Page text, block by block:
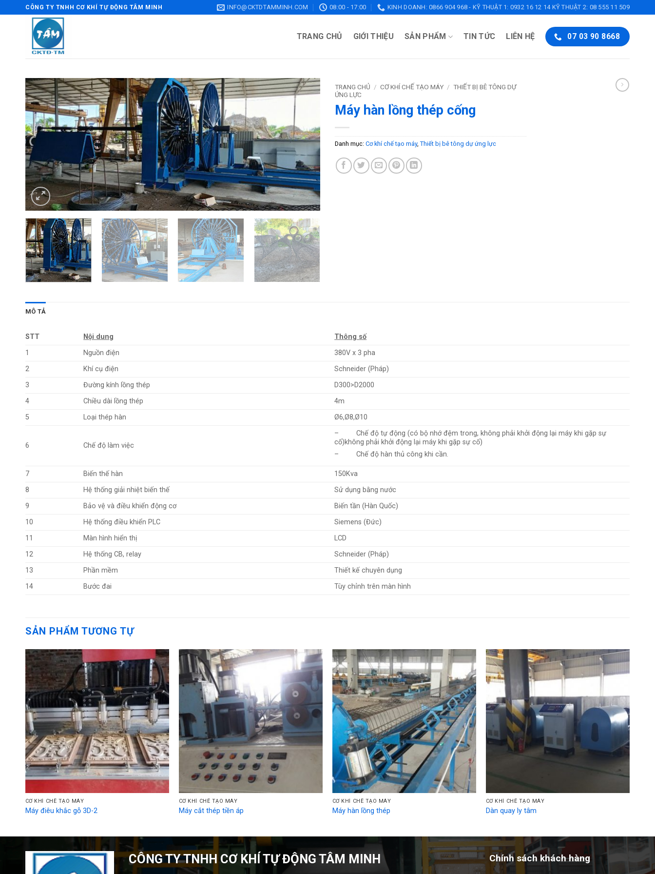
qua
CÔNG TY TNHH CƠ KHÍ TỰ ĐỘNG TÂM MINH INFO@CKTDTAMMINH.COM 08:00 - 17:00 KINH DOANH: 0866 904 968 - KỸ THUẬT 1: 0932 16 12 14 KỸ THUẬT 2: 08 555 11 509
TRANG CHỦ GIỚI THIỆU SẢN PHẨM TIN TỨC LIÊN HỆ 07 03 90 8668
TRANG CHỦ / CƠ KHÍ CHẾ TẠO MÁY / THIẾT BỊ BÊ TÔNG DỰ
ỨNG LỰC
Máy hàn lồng thép cống
Danh mục: Cơ khí chế tạo máy, Thiết bị bê tông dự ứng lực
MÔ TẢ
STT Nội dung
Thông số
1
Nguồn điện
380V x 3 pha
2
Khí cụ điện
Schneider (Pháp)
3
Đường kính lồng thép
D300>D2000
4
Chiều dài lồng thép
4m
5
Loại thép hàn Ø6,Ø8,Ø10
6 Chế độ làm việc
– Chế độ tự động (có bộ nhớ đệm trong, không phải khởi động lại máy khi gặp sự
cố)không phải khởi động lại máy khi gặp sự cố)
– Chế độ hàn thủ công khi cần.
7 Biến thế hàn
150Kva
8
Hệ thống giải nhiệt biến thế
Sử dụng bằng nước
9
Bảo vệ và điều khiển động cơ
Biến tần (Hàn Quốc)
10
Hệ thống điều khiển PLC
Siemens (Đức)
11
Màn hình hiển thị
LCD
12
Hệ thống CB, relay
Schneider (Pháp)
13
Phần mềm
Thiết kế chuyên dụng
14
Bước đai Tùy chỉnh trên màn hình
SẢN PHẨM TƯƠNG TỰ
CƠ KHÍ CHẾ TẠO MÁY
Máy điêu khắc gỗ 3D-2
CƠ KHÍ CHẾ TẠO MÁY
Máy cắt thép tiền áp
CƠ KHÍ CHẾ TẠO MÁY
Máy hàn lồng thép
CƠ KHÍ CHẾ TẠO MÁY
Dàn quay ly tâm
CÔNG TY TNHH CƠ KHÍ TỰ ĐỘNG TÂM MINH Chính sách khách hàng